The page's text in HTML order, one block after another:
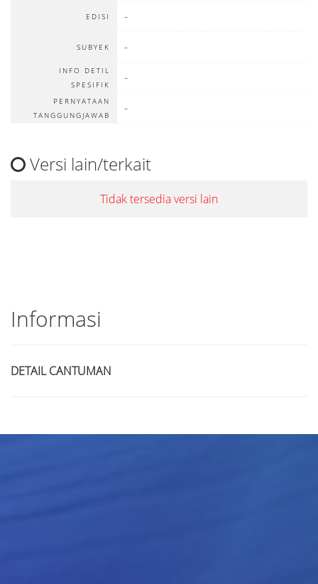
EDISI -
SUBYEK -
INFO DETIL
SPESIFIK
-
PERNYATAAN
TANGGUNGJAWAB
-
Versi lain/terkait
Tidak tersedia versi lain
Informasi
DETAIL CANTUMAN